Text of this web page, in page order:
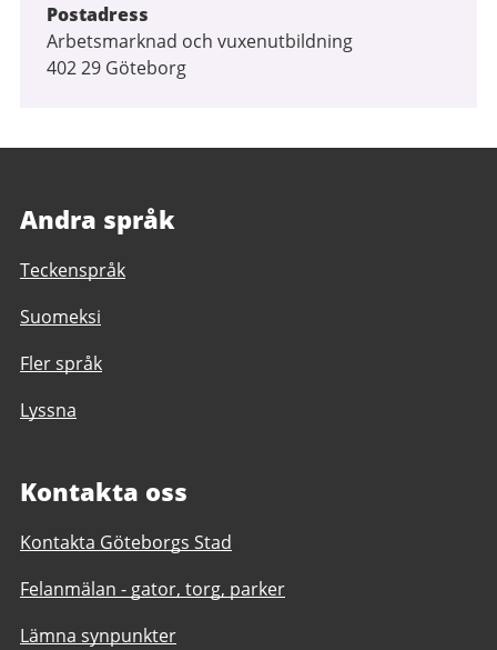
Postadress
Arbetsmarknad och vuxenutbildning
402 29 Göteborg
Andra språk
Teckenspråk
Suomeksi
Fler språk
Lyssna
Kontakta oss
Kontakta Göteborgs Stad
Felanmälan - gator, torg, parker
Lämna synpunkter